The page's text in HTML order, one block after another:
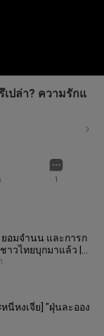
เปล่า? ความรักแ
1
ยอมจำนน และการก
าวไทยบุกมาแล้ว |
กายฉัน”
นี่หงเจี๋ย] "ฝุ่นละออง